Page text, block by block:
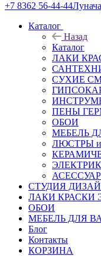
+7 8362 56-44-44
Каталог
Назад
Каталог
ЛАКИ
СУХИЕ
ПЕНЫ
ОБОИ
МЕБЕЛЬ
ЛЮСТРЫ
СТУДИЯ
ЛАКИ КРАСКИ
ОБОИ
МЕБЕЛЬ ДЛЯ
Блог
Контакты
КОРЗИНА